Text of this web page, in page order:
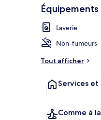
Laverie
Non-fumeurs
Tout afficher
Services
Comme à